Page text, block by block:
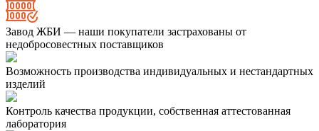
Завод ЖБИ — наши покупатели застрахованы от
недобросовестных поставщиков
Возможность производства индивидуальных и нестандартных
изделий
Контроль качества продукции, собственная аттестованная
лаборатория